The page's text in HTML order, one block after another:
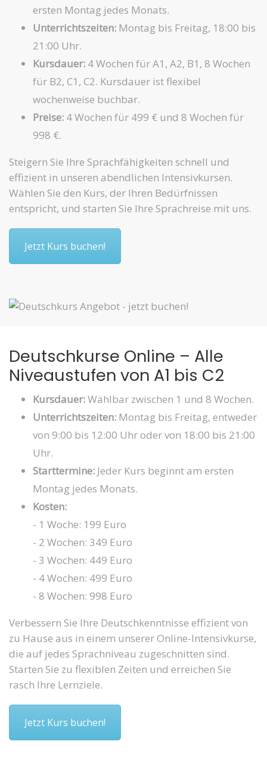
ersten Montag jedes Monats.
Unterrichtszeiten:Montag bis Freitag, 18:00 bis
21:00 Uhr.
Kursdauer:4 Wochen für A1, A2, B1, 8 Wochen
für B2, C1, C2. Kursdauer ist flexibel
wochenweise buchbar.
Preise:4 Wochen für 499 € und 8 Wochen für
998 €.
Steigern Sie Ihre Sprachfähigkeiten schnell und
effizient in unseren abendlichen Intensivkursen.
Wählen Sie den Kurs, der Ihren Bedürfnissen
entspricht, und starten Sie Ihre Sprachreise mit uns.
Jetzt Kurs buchen!
Deutschkurse Online – Alle
Niveaustufen von A1 bis C2
Kursdauer:Wählbar zwischen 1 und 8 Wochen.
Unterrichtszeiten:Montag bis Freitag, entweder
von 9:00 bis 12:00 Uhr oder von 18:00 bis 21:00
Uhr.
Starttermine:Jeder Kurs beginnt am ersten
Montag jedes Monats.
Kosten:
- 1 Woche: 199 Euro
- 2 Wochen: 349 Euro
- 3 Wochen: 449 Euro
- 4 Wochen: 499 Euro
- 8 Wochen: 998 Euro
Verbessern Sie Ihre Deutschkenntnisse effizient von
zu Hause aus in einem unserer Online-Intensivkurse,
die auf jedes Sprachniveau zugeschnitten sind.
Starten Sie zu flexiblen Zeiten und erreichen Sie
rasch Ihre Lernziele.
Jetzt Kurs buchen!